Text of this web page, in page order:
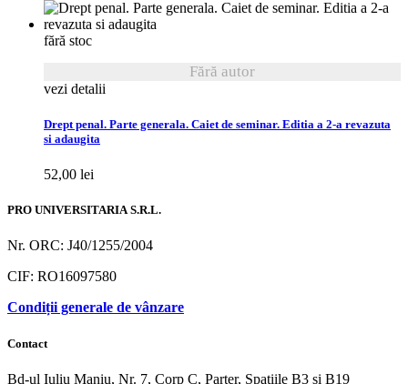
fără stoc
Fără autor
vezi detalii
Drept penal. Parte generala. Caiet de seminar. Editia a 2-a revazuta
si adaugita
52,00 lei
PRO UNIVERSITARIA S.R.L.
Nr. ORC: J40/1255/2004
CIF: RO16097580
Condiții generale de vânzare
Contact
Bd-ul Iuliu Maniu, Nr. 7, Corp C, Parter, Spațiile B3 și B19